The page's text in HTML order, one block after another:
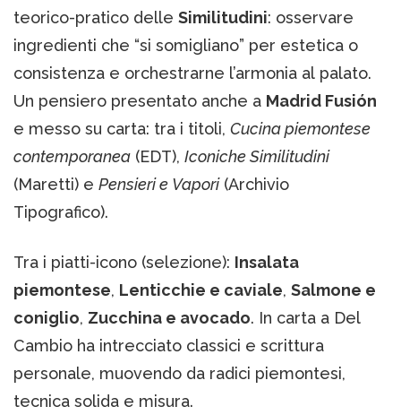
teorico-pratico delle Similitudini: osservare
ingredienti che “si somigliano” per estetica o
consistenza e orchestrarne l’armonia al palato.
Un pensiero presentato anche a Madrid Fusión
e messo su carta: tra i titoli, Cucina piemontese
contemporanea (EDT), Iconiche Similitudini
(Maretti) e Pensieri e Vapori(Archivio
Tipografico).
Tra i piatti-icono (selezione): Insalata
piemontese, Lenticchie e caviale, Salmone e
coniglio, Zucchina e avocado. In carta a Del
Cambio ha intrecciato classici e scrittura
personale, muovendo da radici piemontesi,
tecnica solida e misura.